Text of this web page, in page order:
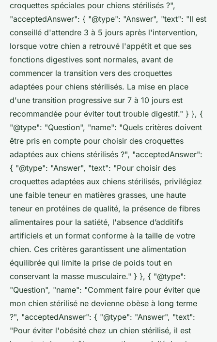
croquettes spéciales pour chiens stérilisés ?",
"acceptedAnswer": { "@type": "Answer", "text": "Il est
conseillé d'attendre 3 à 5 jours après l'intervention,
lorsque votre chien a retrouvé l'appétit et que ses
fonctions digestives sont normales, avant de
commencer la transition vers des croquettes
adaptées pour chiens stérilisés. La mise en place
d'une transition progressive sur 7 à 10 jours est
recommandée pour éviter tout trouble digestif." } }, {
"@type": "Question", "name": "Quels critères doivent
être pris en compte pour choisir des croquettes
adaptées aux chiens stérilisés ?", "acceptedAnswer":
{ "@type": "Answer", "text": "Pour choisir des
croquettes adaptées aux chiens stérilisés, privilégiez
une faible teneur en matières grasses, une haute
teneur en protéines de qualité, la présence de fibres
alimentaires pour la satiété, l'absence d’additifs
artificiels et un format conforme à la taille de votre
chien. Ces critères garantissent une alimentation
équilibrée qui limite la prise de poids tout en
conservant la masse musculaire." } }, { "@type":
"Question", "name": "Comment faire pour éviter que
mon chien stérilisé ne devienne obèse à long terme
?", "acceptedAnswer": { "@type": "Answer", "text":
"Pour éviter l'obésité chez un chien stérilisé, il est